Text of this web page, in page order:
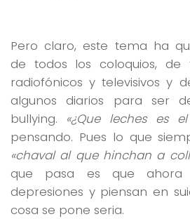
Pero claro, este tema ha
de todos los coloquios, de
radiofónicos y televisivos y
algunos diarios para ser
bullying. «¿Que leches es
pensando. Pues lo que
«chaval al que hinchan a
que pasa es que ahora
depresiones y piensan en
cosa se pone seria.